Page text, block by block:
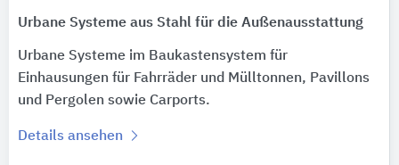
Urbane Systeme aus Stahl für die Außenausstattung
Urbane Systeme im Baukastensystem für
Einhausungen für Fahrräder und Mülltonnen, Pavillons
und Pergolen sowie Carports.
Details ansehen